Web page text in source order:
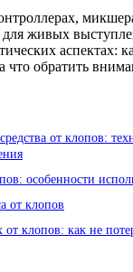
для живых
аспектах:
что обратить
от клопов:
особенности
от клопов
клопов: как не